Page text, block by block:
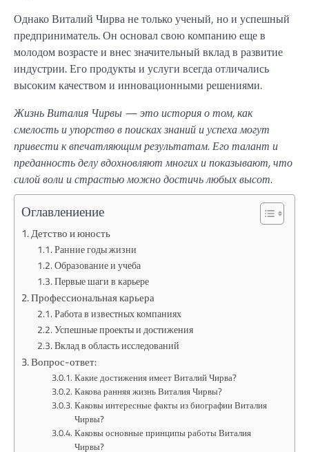
Однако Виталий Чирва не только ученый, но и успешный
предприниматель. Он основал свою компанию еще в
молодом возрасте и внес значительный вклад в развитие
индустрии. Его продукты и услуги всегда отличались
высоким качеством и инновационными решениями.
Жизнь Виталия Чирвы — это история о том, как
смелость и упорство в поисках знаний и успеха могут
привести к впечатляющим результатам. Его талант и
преданность делу вдохновляют многих и показывают, что
силой воли и страстью можно достичь любых высот.
Оглавлениение
Детство и юность
Ранние годы жизни
Образование и учеба
Первые шаги в карьере
Профессиональная карьера
Работа в известных компаниях
Успешные проекты и достижения
Вклад в область исследований
Вопрос-ответ:
Какие достижения имеет Виталий Чирва?
Какова ранняя жизнь Виталия Чирвы?
Каковы интересные факты из биографии Виталия
Чирвы?
Каковы основные принципы работы Виталия
Чирвы?